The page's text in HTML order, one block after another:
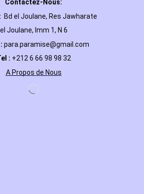
Contactez-Nous:
Bd el Joulane, Res Jawharate
el Joulane, Imm 1, N 6
: para.paramise@gmail.com
: +212 6 66 98 98 32
A Propos de Nous